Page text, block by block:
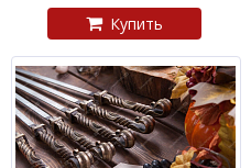
Купить